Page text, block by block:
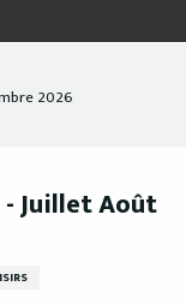
2026
- Juillet Août